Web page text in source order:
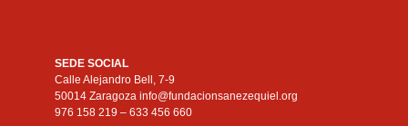
SEDE SOCIAL
Calle Alejandro Bell, 7-9
50014 Zaragoza info@fundacionsanezequiel.org
976 158 219 – 633 456 660